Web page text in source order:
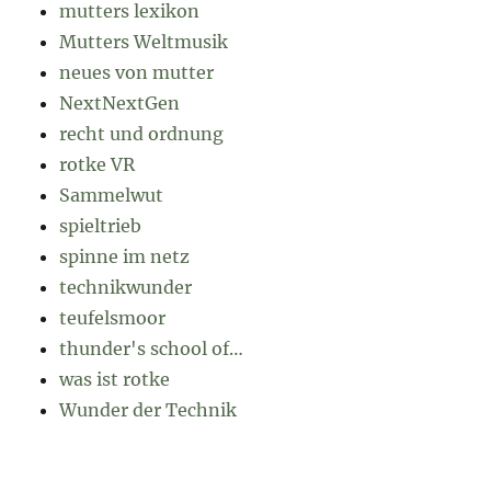
mutters lexikon
Mutters Weltmusik
neues von mutter
NextNextGen
recht und ordnung
rotke VR
Sammelwut
spieltrieb
spinne im netz
technikwunder
teufelsmoor
thunder's school of…
was ist rotke
Wunder der Technik